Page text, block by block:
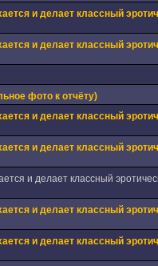
и делает классный
и делает классный
фото к отчёту)
и делает классный
и делает классный
и делает классный
и делает классный
и делает классный